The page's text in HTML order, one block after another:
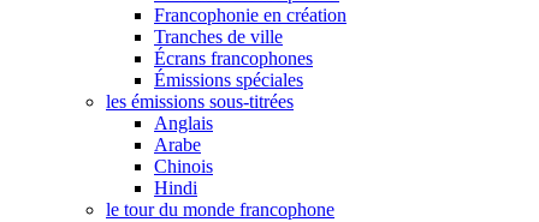
Francophonie en création
Tranches de ville
Écrans francophones
Émissions spéciales
les émissions sous-titrées
Anglais
Arabe
Chinois
Hindi
le tour du monde francophone